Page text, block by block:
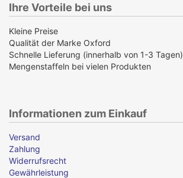
Ihre Vorteile bei uns
Kleine Preise
Qualität der Marke Oxford
Schnelle Lieferung (innerhalb von 1-3 Tagen)
Mengenstaffeln bei vielen Produkten
Informationen zum Einkauf
Versand
Zahlung
Widerrufsrecht
Gewährleistung